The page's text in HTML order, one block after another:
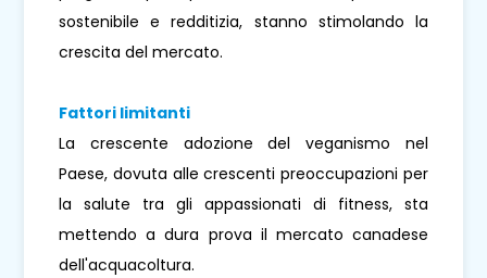
sostenibile e redditizia, stanno stimolando la
crescita del mercato.
Fattori limitanti
La crescente adozione del veganismo nel
Paese, dovuta alle crescenti preoccupazioni per
la salute tra gli appassionati di fitness, sta
mettendo a dura prova il mercato canadese
dell'acquacoltura.